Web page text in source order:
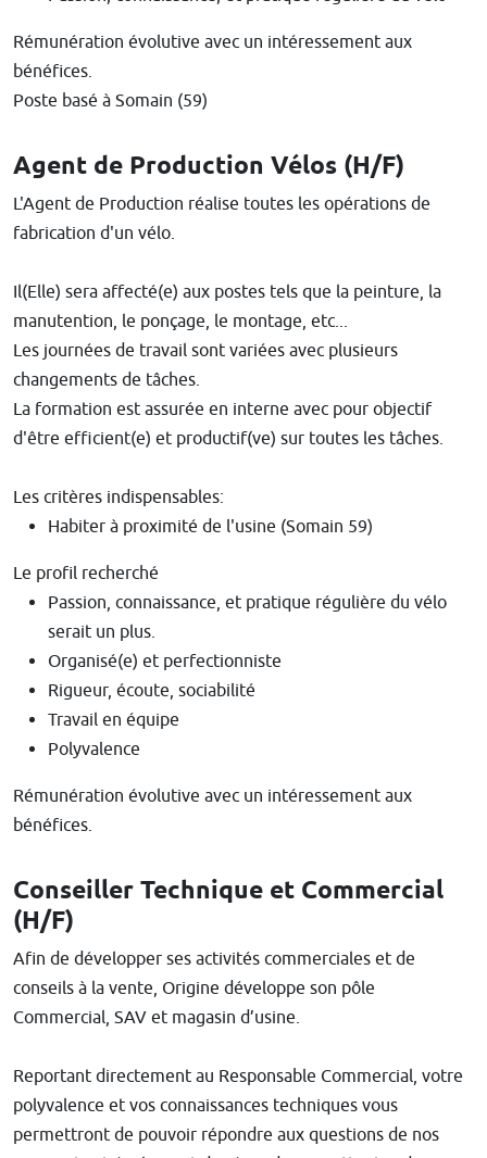
Rémunération évolutive avec un intéressement aux
bénéfices.
Poste basé à Somain (59)
Agent de Production Vélos (H/F)
L'Agent de Production réalise toutes les opérations de
fabrication d'un vélo.
Il(Elle) sera affecté(e) aux postes tels que la peinture, la
manutention, le ponçage, le montage, etc...
Les journées de travail sont variées avec plusieurs
changements de tâches.
La formation est assurée en interne avec pour objectif
d'être efficient(e) et productif(ve) sur toutes les tâches.
Les critères indispensables:
Habiter à proximité de l'usine (Somain 59)
Le profil recherché
Passion, connaissance, et pratique régulière du vélo
serait un plus.
Organisé(e) et perfectionniste
Rigueur, écoute, sociabilité
Travail en équipe
Polyvalence
Rémunération évolutive avec un intéressement aux
bénéfices.
Conseiller Technique et Commercial
(H/F)
Afin de développer ses activités commerciales et de
conseils à la vente, Origine développe son pôle
Commercial, SAV et magasin d’usine.
Reportant directement au Responsable Commercial, votre
polyvalence et vos connaissances techniques vous
permettront de pouvoir répondre aux questions de nos